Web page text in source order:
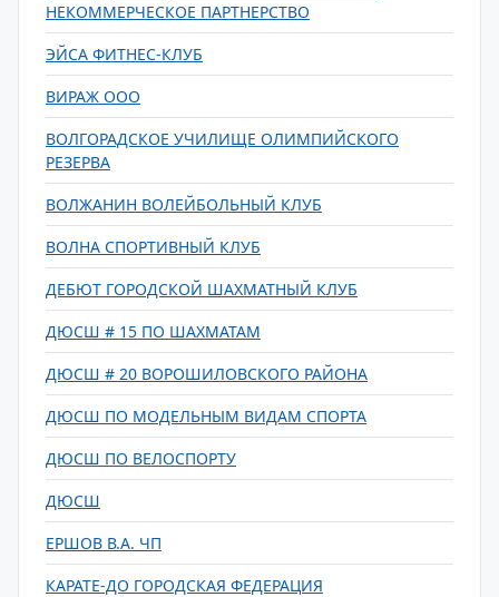
НЕКОММЕРЧЕСКОЕ ПАРТНЕРСТВО
ЭЙСА ФИТНЕС-КЛУБ
ВИРАЖ ООО
ВОЛГОРАДСКОЕ УЧИЛИЩЕ ОЛИМПИЙСКОГО
РЕЗЕРВА
ВОЛЖАНИН ВОЛЕЙБОЛЬНЫЙ КЛУБ
ВОЛНА СПОРТИВНЫЙ КЛУБ
ДЕБЮТ ГОРОДСКОЙ ШАХМАТНЫЙ КЛУБ
ДЮСШ # 15 ПО ШАХМАТАМ
ДЮСШ # 20 ВОРОШИЛОВСКОГО РАЙОНА
ДЮСШ ПО МОДЕЛЬНЫМ ВИДАМ СПОРТА
ДЮСШ ПО ВЕЛОСПОРТУ
ДЮСШ
ЕРШОВ В.А. ЧП
КАРАТЕ-ДО ГОРОДСКАЯ ФЕДЕРАЦИЯ